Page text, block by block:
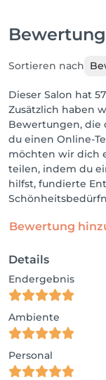
Sortieren nach
Dieser Salon hat
Zusätzlich haben
Bewertungen, die
du einen Online-
möchten wir dich
teilen, indem du
hilfst, fundierte
Bewertung
Details
Endergebnis
Ambiente
Personal